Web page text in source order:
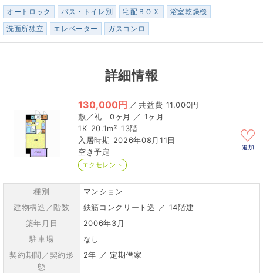
オートロック バス・トイレ別 宅配ＢＯＸ
浴室乾燥機
洗面所独立
エレベーター ガスコンロ
詳細情報
130,000円 ／
11,000円
0ヶ月 ／ 1ヶ月
1K 20.1m² 13階
2026年08月11日
空き予定
エクセレント
追加
種別
マンション
建物構造／階数
鉄筋コンクリート造 ／ 14階建
築年月日
2006年3月
駐車場
なし
契約期間／契約形
態
2年 ／ 定期借家